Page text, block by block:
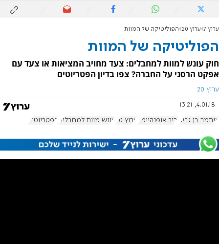
ערוץ 7 ערוץ 20 הפוליטיקה של המוות
הפוליטיקה של המוות
חוק עונש למוות למחבלים: צעד מחויב המציאות או צעד עם
אפקט הרסני על החברה? צפו בדיון הפטריוטים
ערוץ 20
4.01.18, 13:21
איתמר בן גביר יריב אופנהיימר ערוץ 20 עונש מוות למחבלים הפטריוטים